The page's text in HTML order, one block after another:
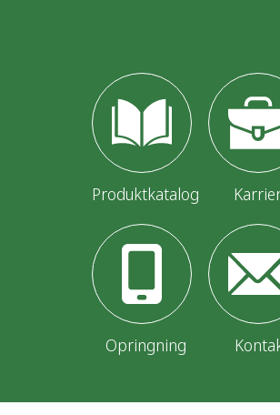
Produktkatalog
Opringning